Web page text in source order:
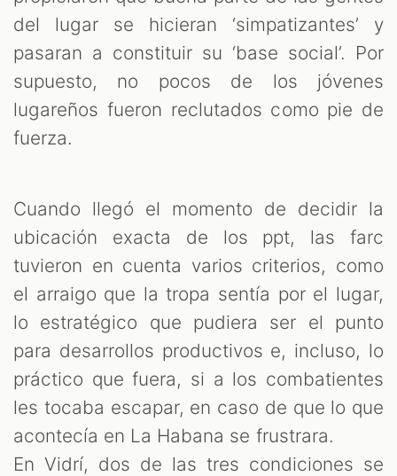
del lugar se hicieran ‘simpatizantes’ y
pasaran a constituir su ‘base social’. Por
supuesto, no pocos de los jóvenes
lugareños fueron reclutados como pie de
fuerza.
Cuando llegó el momento de decidir la
ubicación exacta de los ppt, las farc
tuvieron en cuenta varios criterios, como
el arraigo que la tropa sentía por el lugar,
lo estratégico que pudiera ser el punto
para desarrollos productivos e, incluso, lo
práctico que fuera, si a los combatientes
les tocaba escapar, en caso de que lo que
acontecía en La Habana se frustrara.
En Vidrí, dos de las tres condiciones se